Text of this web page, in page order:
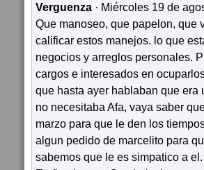
Verguenza · Miércoles 19 de
Que manoseo, que papelon, que
calificar estos manejos. lo que
negocios y arreglos personales.
cargos e interesados en
que hasta ayer hablaban que
no necesitaba Afa, vaya saber
marzo para que le den los
algun pedido de marcelito para
sabemos que le es simpatico a el.